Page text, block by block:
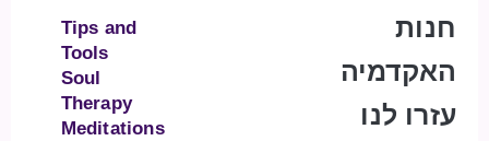
Tips and
Tools
Soul
Therapy
Meditations
חנות
האקדמיה
עזרו לנו